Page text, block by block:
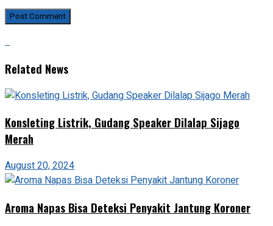
Related News
Konsleting Listrik, Gudang Speaker Dilalap Sijago
Merah
August 20, 2024
Aroma Napas Bisa Deteksi Penyakit Jantung Koroner